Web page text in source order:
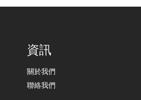
資訊
關於我們
聯絡我們